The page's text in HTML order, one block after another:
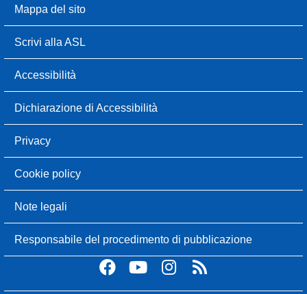
Mappa del sito
Scrivi alla ASL
Accessibilità
Dichiarazione di Accessibilità
Privacy
Cookie policy
Note legali
Responsabile del procedimento di pubblicazione